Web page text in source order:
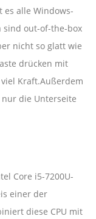
alle Windows-
sind out-of-the-box
nicht so glatt wie
drücken mit
Kraft.Außerdem
die Unterseite
Core i5-7200U-
einer der
diese CPU mit